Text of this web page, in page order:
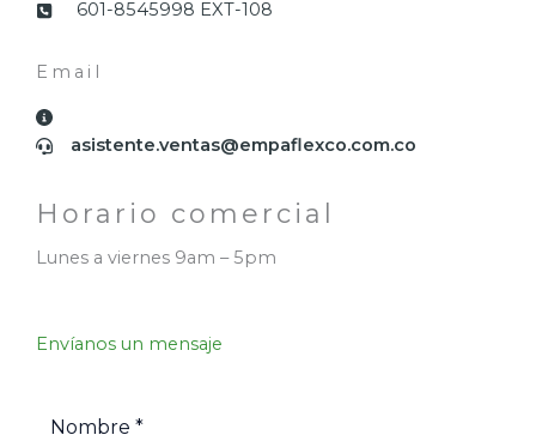
601-8545998 EXT-108
Email​
asistente.ventas@empaflexco.com.co
Horario comercial​
Lunes a viernes 9am – 5pm
Envíanos un mensaje